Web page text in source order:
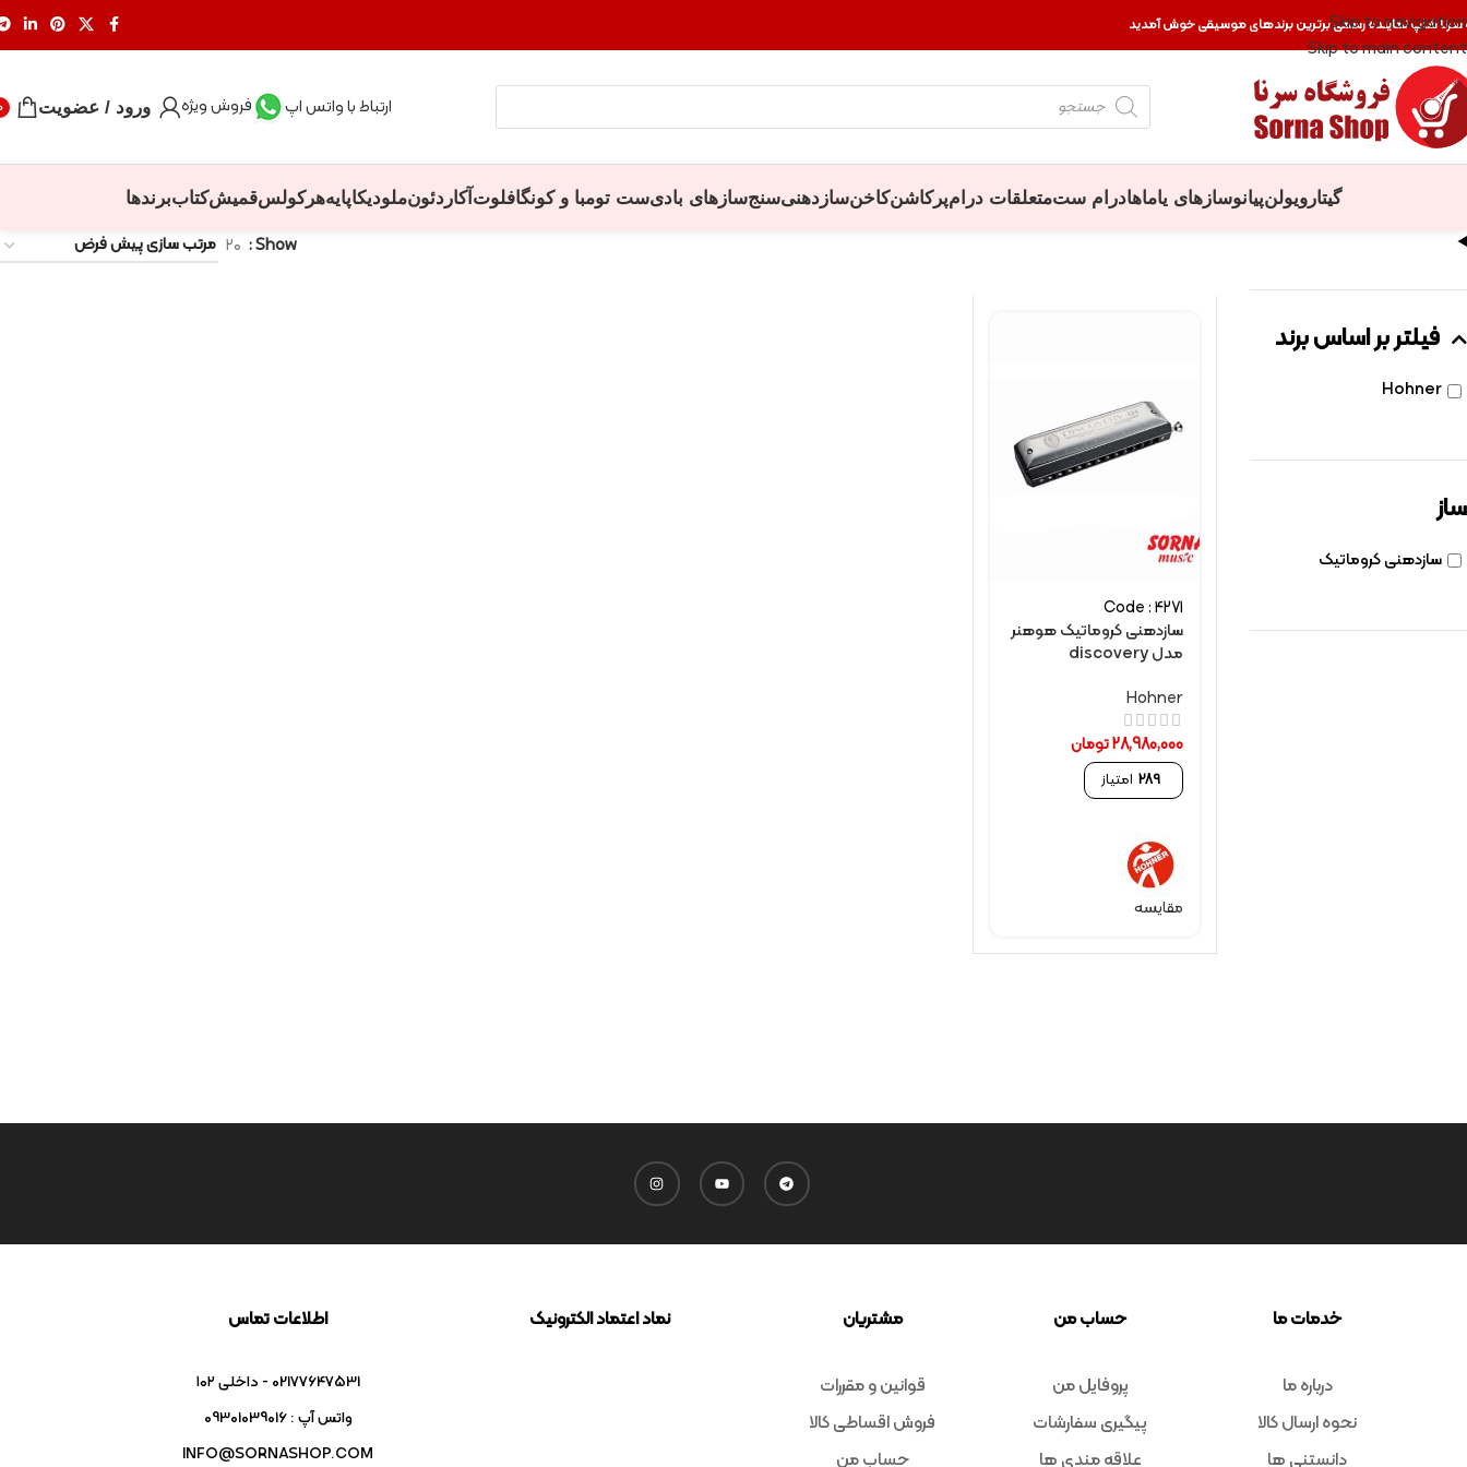
Skip to navigation
Skip to main content
سرنا شاپ نماینده رسمی برترین برندهای موسیقی خوش آمدید
ارتباط با واتس اپ فروش ویژه ورود / عضویت
گیتار ویولنپیانوسازهای یاماهادرام ستمتعلقات درامپرکاشنکاخنسازدهنیسنجسازهای بادیست تومبا و کونگافلوت آکاردئونملودیکاپایههرکولسقمیشکتاببرندها
فیلتر بر اساس برند
Hohner
ساز
سازدهنی کروماتیک
Show ۲۰
Code : 4271
سازدهنی کروماتیک هوهنر
مدل discovery
Hohner
28,980,000تومان
289 امتیاز
مقایسه
خدمات ما
درباره ما
نحوه ارسال کالا
دانستنی ها
حساب من
پروفایل من
پیگیری سفارشات
علاقه مندی ها
مشتریان
قوانین و مقررات
فروش اقساطی کالا
حساب من
نماد اعتماد الکترونیک اطلاعات تماس
02177647531 - داخلی ۱۰۲
واتس آپ : 09301039016
INFO@SORNASHOP.COM